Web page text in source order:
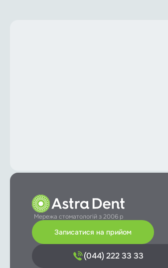
Мережа стоматологій з 2006 р
Записатися на прийом
(044) 222 33 33